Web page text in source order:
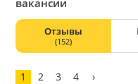
вакансии
Отзывы
(152)
1 2 3 4 ›